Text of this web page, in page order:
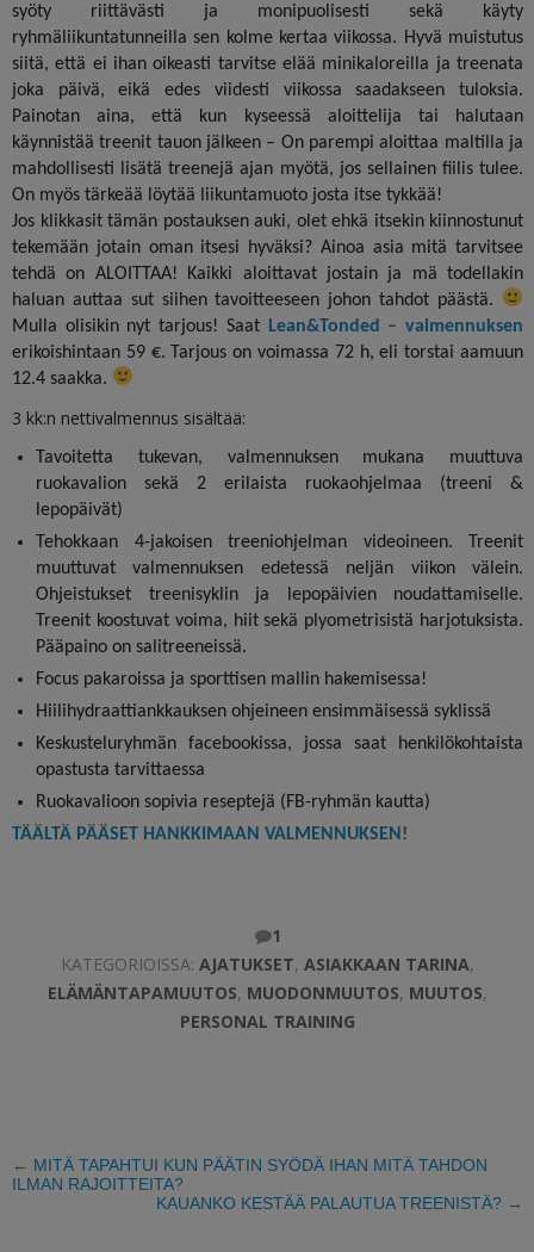
syöty riittävästi ja monipuolisesti sekä käyty
ryhmäliikuntatunneilla sen kolme kertaa viikossa. Hyvä muistutus
siitä, että ei ihan oikeasti tarvitse elää minikaloreilla ja treenata
joka päivä, eikä edes viidesti viikossa saadakseen tuloksia.
Painotan aina, että kun kyseessä aloittelija tai halutaan
käynnistää treenit tauon jälkeen – On parempi aloittaa maltilla ja
mahdollisesti lisätä treenejä ajan myötä, jos sellainen fiilis tulee.
On myös tärkeää löytää liikuntamuoto josta itse tykkää!
Jos klikkasit tämän postauksen auki, olet ehkä itsekin kiinnostunut
tekemään jotain oman itsesi hyväksi? Ainoa asia mitä tarvitsee
tehdä on ALOITTAA! Kaikki aloittavat jostain ja mä todellakin
haluan auttaa sut siihen tavoitteeseen johon tahdot päästä.
Mulla olisikin nyt tarjous! Saat
Lean&Tonded – valmennuksen
erikoishintaan 59 €. Tarjous on voimassa 72 h, eli torstai aamuun
12.4 saakka.
3 kk:n nettivalmennus sisältää:
Tavoitetta tukevan, valmennuksen mukana muuttuva
ruokavalion sekä 2 erilaista ruokaohjelmaa (treeni &
lepopäivät)
Tehokkaan 4-jakoisen treeniohjelman videoineen. Treenit
muuttuvat valmennuksen edetessä neljän viikon välein.
Ohjeistukset treenisyklin ja lepopäivien noudattamiselle.
Treenit koostuvat voima, hiit sekä plyometrisistä harjotuksista.
Pääpaino on salitreeneissä.
Focus pakaroissa ja sporttisen mallin hakemisessa!
Hiilihydraattiankkauksen ohjeineen ensimmäisessä syklissä
Keskusteluryhmän facebookissa, jossa saat henkilökohtaista
opastusta tarvittaessa
Ruokavalioon sopivia reseptejä (FB-ryhmän kautta)
TÄÄLTÄ PÄÄSET HANKKIMAAN VALMENNUKSEN!
1
KATEGORIOISSA:AJATUKSET,ASIAKKAAN TARINA,
ELÄMÄNTAPAMUUTOS, MUODONMUUTOS, MUUTOS,
PERSONAL TRAINING
← MITÄ TAPAHTUI KUN PÄÄTIN SYÖDÄ IHAN MITÄ TAHDON
ILMAN RAJOITTEITA?
KAUANKO KESTÄÄ PALAUTUA TREENISTÄ? →